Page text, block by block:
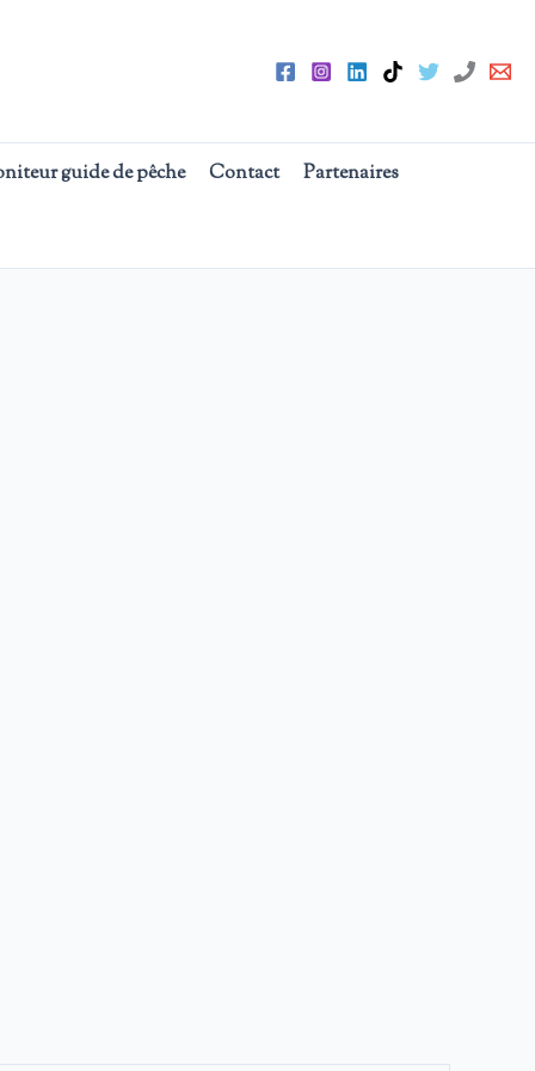
guide de pêche Contact Partenaires